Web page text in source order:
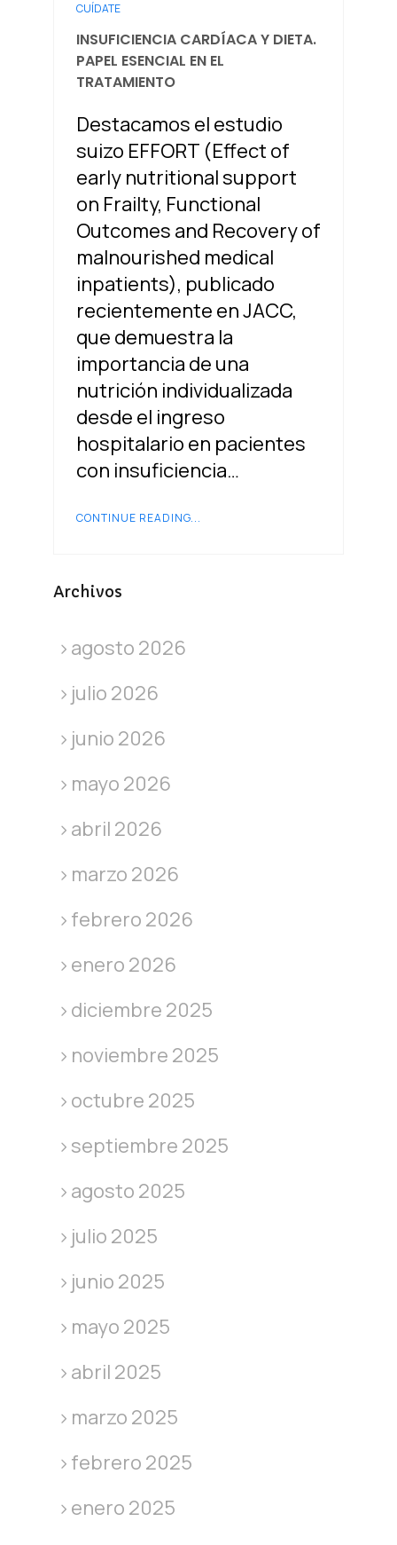
CUÍDATE
INSUFICIENCIA CARDÍACA Y DIETA.
PAPEL ESENCIAL EN EL
TRATAMIENTO
Destacamos el estudio
suizo EFFORT (Effect of
early nutritional support
on Frailty, Functional
Outcomes and Recovery of
malnourished medical
inpatients), publicado
recientemente en JACC,
que demuestra la
importancia de una
nutrición individualizada
desde el ingreso
hospitalario en pacientes
con insuficiencia…
CONTINUE READING...
Archivos
agosto 2026
julio 2026
junio 2026
mayo 2026
abril 2026
marzo 2026
febrero 2026
enero 2026
diciembre 2025
noviembre 2025
octubre 2025
septiembre 2025
agosto 2025
julio 2025
junio 2025
mayo 2025
abril 2025
marzo 2025
febrero 2025
enero 2025